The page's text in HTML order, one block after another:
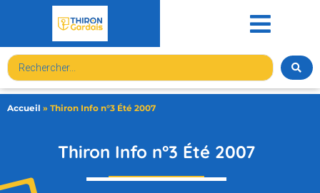
Accueil » Thiron Info n°3 Été 2007
Thiron Info n°3 Été 2007